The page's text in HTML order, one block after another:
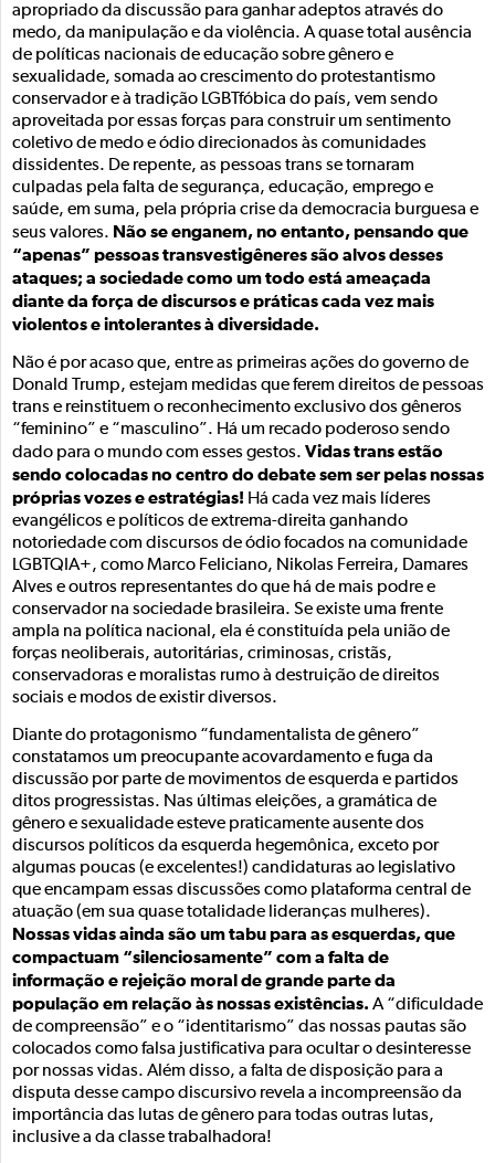
apropriado da discussão para ganhar adeptos através do
medo, da manipulação e da violência. A quase total ausência
de políticas nacionais de educação sobre gênero e
sexualidade, somada ao crescimento do protestantismo
conservador e à tradição LGBTfóbica do país, vem sendo
aproveitada por essas forças para construir um sentimento
coletivo de medo e ódio direcionados às comunidades
dissidentes. De repente, as pessoas trans se tornaram
culpadas pela falta de segurança, educação, emprego e
saúde, em suma, pela própria crise da democracia burguesa e
seus valores. Não se enganem, no entanto, pensando que
“apenas” pessoas transvestigêneres são alvos desses
ataques; a sociedade como um todo está ameaçada
diante da força de discursos e práticas cada vez mais
violentos e intolerantes à diversidade.
Não é por acaso que, entre as primeiras ações do governo de
Donald Trump, estejam medidas que ferem direitos de pessoas
trans e reinstituem o reconhecimento exclusivo dos gêneros
“feminino” e “masculino”. Há um recado poderoso sendo
dado para o mundo com esses gestos. Vidas trans estão
sendo colocadas no centro do debate sem ser pelas nossas
próprias vozes e estratégias! Há cada vez mais líderes
evangélicos e políticos de extrema-direita ganhando
notoriedade com discursos de ódio focados na comunidade
LGBTQIA+, como Marco Feliciano, Nikolas Ferreira, Damares
Alves e outros representantes do que há de mais podre e
conservador na sociedade brasileira. Se existe uma frente
ampla na política nacional, ela é constituída pela união de
forças neoliberais, autoritárias, criminosas, cristãs,
conservadoras e moralistas rumo à destruição de direitos
sociais e modos de existir diversos.
Diante do protagonismo “fundamentalista de gênero”
constatamos um preocupante acovardamento e fuga da
discussão por parte de movimentos de esquerda e partidos
ditos progressistas. Nas últimas eleições, a gramática de
gênero e sexualidade esteve praticamente ausente dos
discursos políticos da esquerda hegemônica, exceto por
algumas poucas (e excelentes!) candidaturas ao legislativo
que encampam essas discussões como plataforma central de
atuação (em sua quase totalidade lideranças mulheres).
Nossas vidas ainda são um tabu para as esquerdas, que
compactuam “silenciosamente” com a falta de
informação e rejeição moral de grande parte da
população em relação às nossas existências. A “dificuldade
de compreensão” e o “identitarismo” das nossas pautas são
colocados como falsa justificativa para ocultar o desinteresse
por nossas vidas. Além disso, a falta de disposição para a
disputa desse campo discursivo revela a incompreensão da
importância das lutas de gênero para todas outras lutas,
inclusive a da classe trabalhadora!